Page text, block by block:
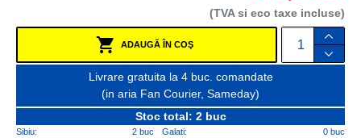
(TVA si eco taxe incluse)
ADAUGĂ ÎN COŞ
Livrare gratuita la 4 buc. comandate
(in aria Fan Courier, Sameday)
Stoc total: 2 buc
Sibiu: 2 buc Galati:
0 buc